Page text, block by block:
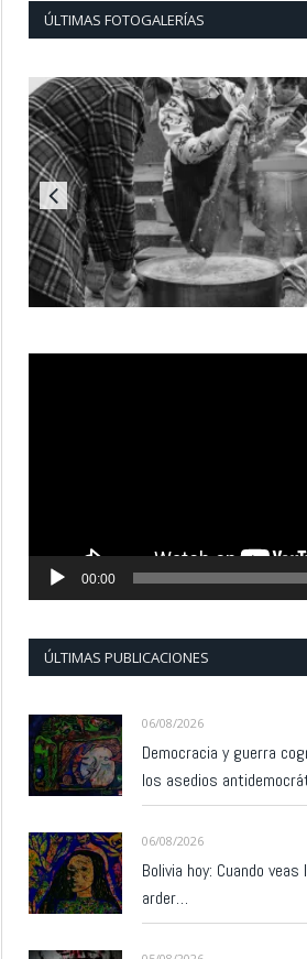
ÚLTIMAS FOTOGALERÍAS
00:00
ÚLTIMAS PUBLICACIONES
06/08/2026
Democracia y guerra
los asedios
06/08/2026
Bolivia hoy: Cuando
arder…